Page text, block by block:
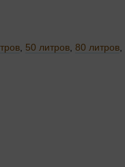
, 50 литров, 80 литров,